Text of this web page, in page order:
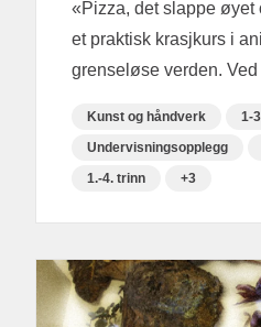
«Pizza, det slappe øyet
et praktisk krasjkurs i
grenseløse verden.
Kunst og håndverk
1-
Undervisningsopplegg
1.-4. trinn
+3